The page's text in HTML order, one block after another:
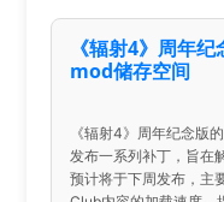
《辐射4》周年
mod储存空间
《辐射4》周年纪念版
发布一系列补丁，旨在
预计将于下周发布，主